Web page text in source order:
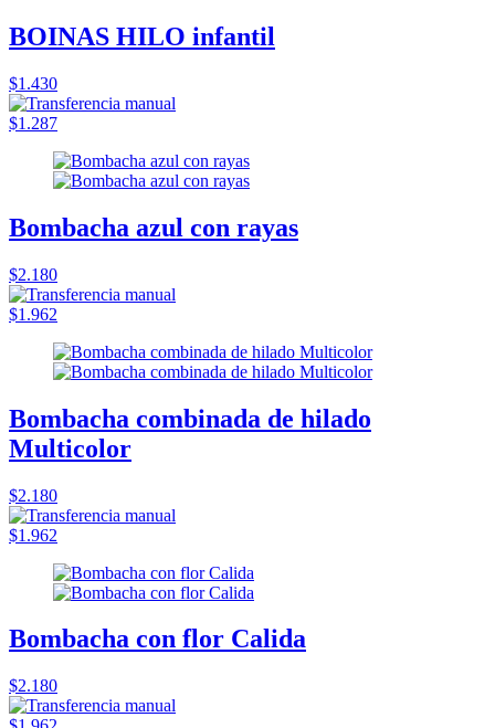
BOINAS HILO infantil
$1.430
$1.287
Bombacha azul con rayas
$2.180
$1.962
Bombacha combinada de hilado
Multicolor
$2.180
$1.962
Bombacha con flor Calida
$2.180